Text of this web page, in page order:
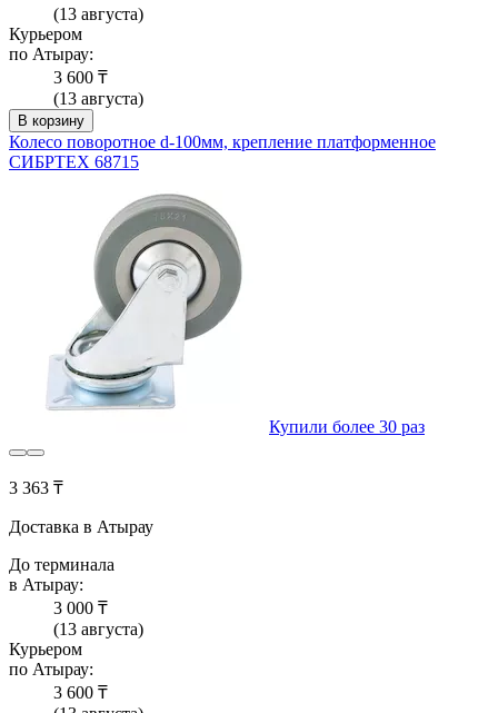
(13 августа)
Курьером
по Атырау:
3 600 ₸
(13 августа)
В корзину
Колесо поворотное d-100мм, крепление платформенное
СИБРТЕХ 68715
Купили более 30 раз
3 363 ₸
Доставка в Атырау
До терминала
в Атырау:
3 000 ₸
(13 августа)
Курьером
по Атырау:
3 600 ₸